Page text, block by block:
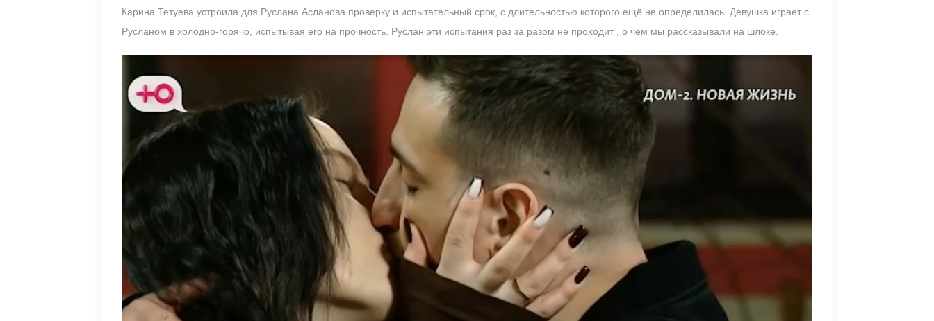
Карина Тетуева устроила для Руслана Асланова проверку и испытательный срок, с длительностью которого ещё не определилась. Девушка играет с
Русланом в холодно-горячо, испытывая его на прочность. Руслан эти испытания раз за разом не проходит , о чем мы рассказывали на шлоке.